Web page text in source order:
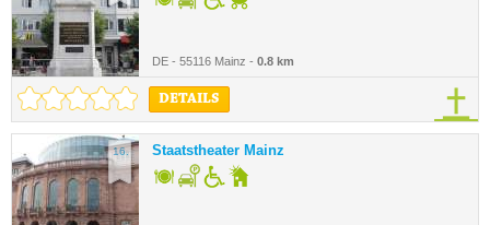
DE - 55116 Mainz - 0.8 km
DETAILS
16. Staatstheater Mainz